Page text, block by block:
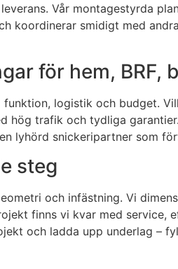
Vår montagestyrda
koordinerar smidigt med
för hem, BRF,
logistik och budget.
trafik och tydliga
lyhörd snickeripartner som
steg
och infästning. Vi
finns vi kvar med
och ladda upp underlag